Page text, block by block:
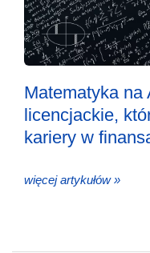
Matematyka na
licencjackie,
kariery w
więcej artykułów »